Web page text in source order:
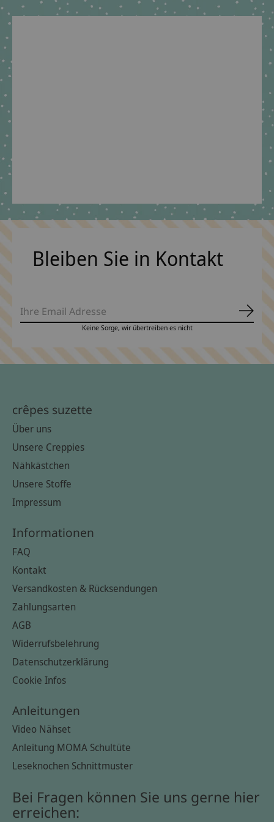
Bleiben Sie in Kontakt
Keine Sorge, wir übertreiben es nicht
crêpes suzette
Über uns
Unsere Creppies
Nähkästchen
Unsere Stoffe
Impressum
Informationen
FAQ
Kontakt
Versandkosten & Rücksendungen
Zahlungsarten
AGB
Widerrufsbelehrung
Datenschutzerklärung
Cookie Infos
Anleitungen
Video Nähset
Anleitung MOMA Schultüte
Leseknochen Schnittmuster
Bei Fragen können Sie uns gerne hier
erreichen: